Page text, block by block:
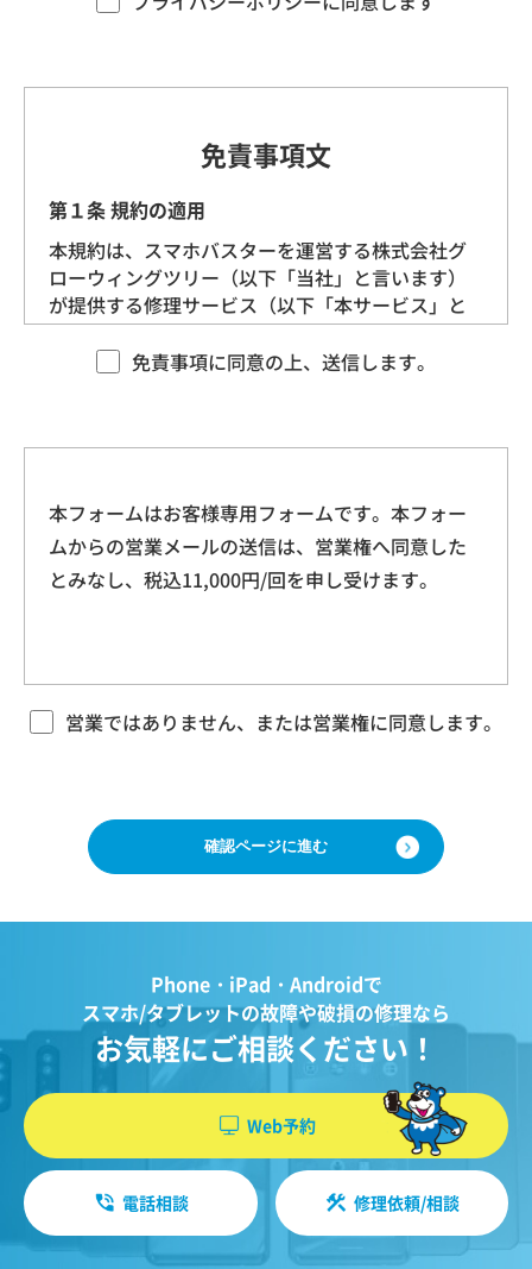
す。）を定めます。
第1条（プライバシー情報）
人情報保護法にいう「個人情報」を指すものと
し、生存する個人に関する情報であって、当該
号、連絡先その他の記述等により特定の個人を
識別できる情報を指します。
プライバシー情報のうち「履歴情報および特性
情報」とは、上記に定める「個人情報」以外の
ド、ご利用日時、ご利用の方法、ご利用環境、
郵便番号や性別、職業、年齢、ユーザーのIPア
ドレス、クッキー情報、位置情報、端末の個体
識別情報などを指します。
当社は、ユーザーが利用する際に氏名、生年月
号などの個人情報をお尋ねすることがありま
す。また、ユーザーと提携先などとの間でなさ
済に関する情報を当社の提携先（情報提供元、
携先｣といいます。）などから収集することがあ
ります。
当社は、ユーザーについて、利用したサービス
やソフトウエア、購入した商品、閲覧したペー
ジや広告の履歴、検索した検索キーワード、利
用日時、利用方法、利用環境（携帯端末を通じ
てご利用の場合の当該端末の通信状態、利用に
際しての各種設定情報なども含みます）、IPア
ドレス、クッキー情報、位置情報、端末の個体
免責事項文
第１条 規約の適用
本規約は、スマホバスターを運営する株式会社グ
ローウィングツリー（以下「当社」と言います）
が提供する修理サービス（以下「本サービス」と
言います）に適用される基本的な条件を定めるも
のです。 当社は、本規約に沿ってお客様に本サー
ご利用くださいますようお願いいたします。
第２条 契約の成立
本規約に基づく本サービスに関する契約は、お客
様が修理をご希望になる携帯電話（以下「修理依
て必要事項および本サービス提供の可否等を確認
の後、当社がお客様のご依頼を承諾することをも
サービスを提供できない場合があり、当社の任意
の判断でご依頼をお断りする場合がございますの
当社は、お客様の携帯電話が故障した場合、その
機能・性能を修復・維持することを目的として、
本サービスを提供致します。お客様の利用目的や
機能・性能に関する特別のご要望等に合致する状
態にすることをお約束するものではありません。
修理依頼品の点検作業の結果、その状態・状況に
よっては修理等の処理ができない場合があります
ので、ご了承ください。 当社は、お客様の修理依
頼品の状態、故障部分あるいは当社の事情によ
り、修理による対応が不可能、困難または合理的
免責事項に同意の上、送信します。
本フォームはお客様専用フォームです。本フォー
ムからの営業メールの送信は、営業権へ同意した
とみなし、税込11,000円/回を申し受けます。
営業ではありません、または営業権に同意します。
Phone・iPad・Androidで
スマホ/タブレットの故障や破損の修理なら
お気軽にご相談ください！
Web予約
電話相談 修理依頼/相談